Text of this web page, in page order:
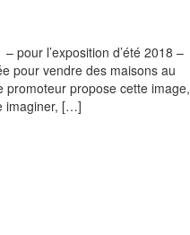
juin 7, 2026
devenus l’un des grands
pour l’exposition d’été 2018 –
pour vendre des maisons au
promoteur propose cette image,
imaginer, […]